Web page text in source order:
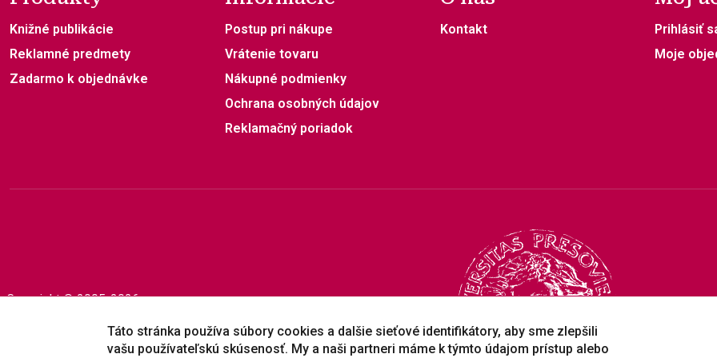
Knižné publikácie
Reklamné predmety
Zadarmo k objednávke
Postup pri nákupe
Vrátenie tovaru
Nákupné podmienky
Ochrana osobných údajov
Reklamačný poriadok
Kontakt
Prihlásiť
Moje
Copyright © 2005-2026
Táto stránka používa súbory cookies a dalšie sieťové identifikátory, aby sme zlepšili
vašu používateľskú skúsenosť. My a naši partneri máme k týmto údajom prístup alebo